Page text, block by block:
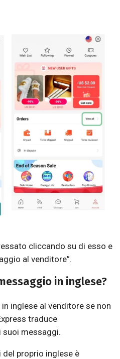
cliccando su di esso e
al venditore”.
in inglese?
inglese al venditore se non
traduce
messaggi.
del proprio inglese è